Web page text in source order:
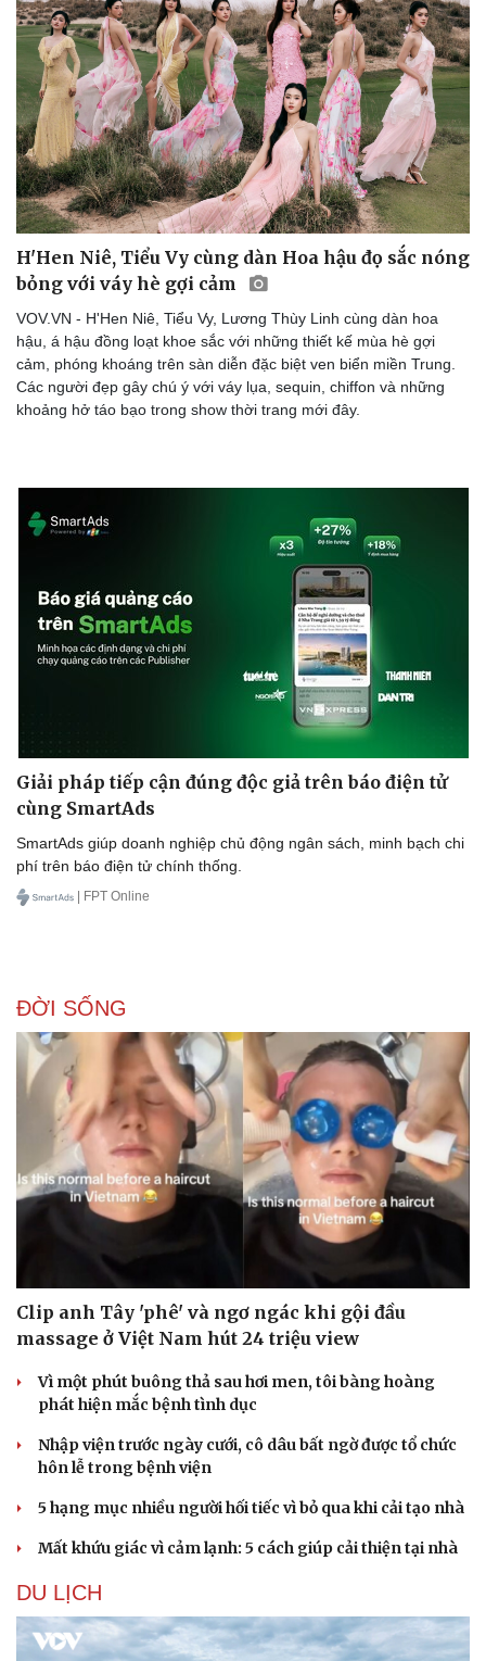
Văn hóa
Sân khấu - Điện ảnh
Văn học
Âm nhạc
Nghệ sĩ
Thời trang
Sao Việt
H'Hen Niê, Tiểu Vy cùng dàn Hoa hậu đọ sắc nóng
bỏng với váy hè gợi cảm
VOV.VN - H'Hen Niê, Tiểu Vy, Lương Thùy Linh cùng dàn hoa
hậu, á hậu đồng loạt khoe sắc với những thiết kế mùa hè gợi
cảm, phóng khoáng trên sàn diễn đặc biệt ven biển miền Trung.
Các người đẹp gây chú ý với váy lụa, sequin, chiffon và những
khoảng hở táo bạo trong show thời trang mới đây.
Giải pháp tiếp cận đúng độc giả trên báo điện tử
cùng SmartAds
SmartAds giúp doanh nghiệp chủ động ngân sách, minh bạch chi
phí trên báo điện tử chính thống.
| FPT Online
ĐỜI SỐNG
Clip anh Tây 'phê' và ngơ ngác khi gội đầu
massage ở Việt Nam hút 24 triệu view
Vì một phút buông thả sau hơi men, tôi bàng hoàng
phát hiện mắc bệnh tình dục
Nhập viện trước ngày cưới, cô dâu bất ngờ được tổ chức
hôn lễ trong bệnh viện
5 hạng mục nhiều người hối tiếc vì bỏ qua khi cải tạo nhà
Mất khứu giác vì cảm lạnh: 5 cách giúp cải thiện tại nhà
DU LỊCH